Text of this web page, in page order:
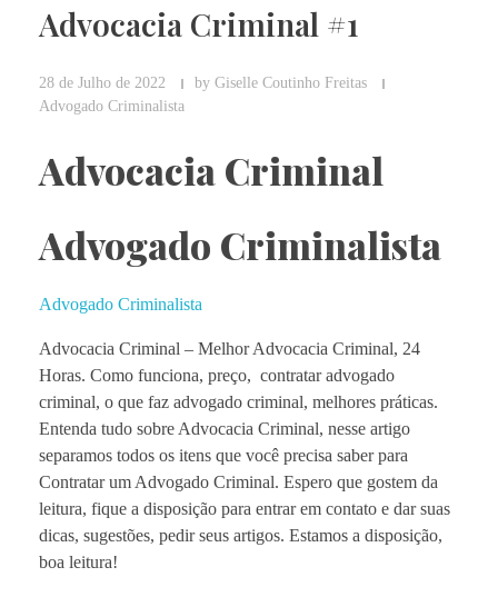
Advocacia Criminal #1
28 de Julho de 2022 by Giselle Coutinho Freitas
Advogado Criminalista
Advocacia Criminal
Advogado Criminalista
Advogado Criminalista
Advocacia Criminal – MelhorAdvocacia Criminal, 24
Horas. Como funciona, preço, contratar advogado
criminal, o que faz advogado criminal, melhores práticas.
Entenda tudo sobre Advocacia Criminal, nesse artigo
separamos todos os itens que você precisa saber para
Contratar um Advogado Criminal. Espero que gostem da
leitura, fique a disposição para entrar em contato e dar suas
dicas, sugestões, pedir seus artigos. Estamos a disposição,
boa leitura!